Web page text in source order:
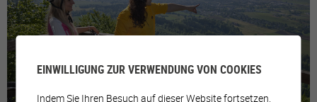
EINWILLIGUNG ZUR VERWENDUNG VON COOKIES
Indem Sie Ihren Besuch auf dieser Website fortsetzen,